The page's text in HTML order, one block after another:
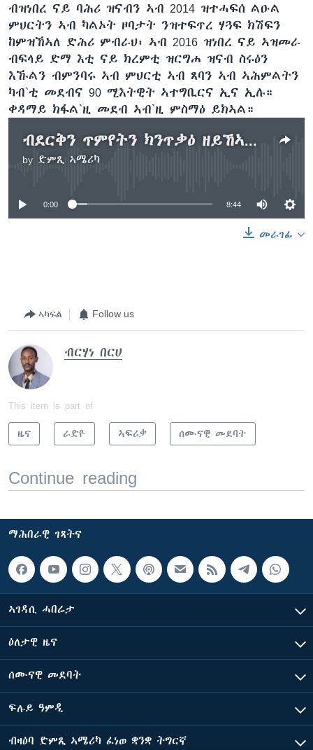
ብዝነበረ ናይ ባሕሪ ዝናብን ኣብ 2014 ዝተሓፍሰ ልዑል
ምህርትን ኣብ ካልኦት ዞባታት ንዝተፍጥረ ሃጓፍ ክሽፍን
ከምዝኸኣለ ድሕሪ ምብራህ፡ ኣብ 2016 ዝነበረ ናይ ኣዝመራ
ብፍላይ ድማ እቲ ናይ ክረምቲ ዝርግሐ ዝናብ ስሩዕን
እኹልን ብምንባሩ ኣብ ምህርቲ ኣብ ጸባን ኣብ ኣሕምልትን
ካብ`ቲ መደብና 90 ሚእትዊት ኣተግቢርና ኢና ኢሉ።
ቀዳማይ ክፋል`ዚ መደብ ኣብ`ዚ ምስማዕ ይክኣል።
ብደርቅን ጥምየትን ክንጥቃዕ ዘይኸኣልና ፡ ናይ 25 ዓመታት ጻዕሪ ድምር ውጽኢት`ዩ ይብሉ ሓላፊ ምህርቲ እኽሊ ኤርትራ
by ድምጺ ኣሜሪካ
No media source currently available
0:00 8:44
መራገፊ
ኣካፍል Follow us
ብርሃነ በርሀ
This item is part of
ዜና ራድዮ ኣፍሪቃ ሰሙናዊ መደባት
Continue reading
ማሕበራዊ ገጻትና
ኣገዳሲ ሓበሬታ
ዕለታዊ ዜና
ሰሙናዊ መደባት
ፍሉይ ዓምዲ
ብዛዕባ ድምጺ ኣሜሪካ ፈነወ ቋንቋ ትግርኛ